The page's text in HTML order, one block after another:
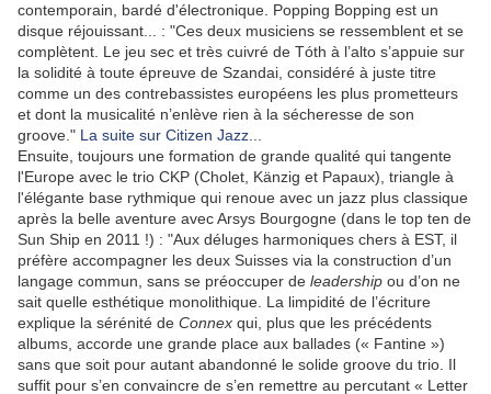
contemporain, bardé d'électronique. Popping Bopping est un
disque réjouissant... : "Ces deux musiciens se ressemblent et se
complètent. Le jeu sec et très cuivré de Tóth à l’alto s’appuie sur
la solidité à toute épreuve de Szandai, considéré à juste titre
comme un des contrebassistes européens les plus prometteurs
et dont la musicalité n’enlève rien à la sécheresse de son
groove." La suite sur Citizen Jazz
Ensuite, toujours une formation de grande qualité qui tangente
l'Europe avec le trio CKP (Cholet, Känzig et Papaux), triangle à
l'élégante base rythmique qui renoue avec un jazz plus classique
après la belle aventure avec Arsys Bourgogne (dans le top ten de
Sun Ship en 2011 !) : "Aux déluges harmoniques chers à EST, il
préfère accompagner les deux Suisses via la construction d’un
langage commun, sans se préoccuper de leadership ou d’on ne
sait quelle esthétique monolithique. La limpidité de l’écriture
explique la sérénité de Connex qui, plus que les précédents
albums, accorde une grande place aux ballades (« Fantine »)
sans que soit pour autant abandonné le solide groove du trio. Il
suffit pour s’en convaincre de s’en remettre au percutant « Letter